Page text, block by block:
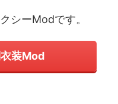
シーModです。
装Mod